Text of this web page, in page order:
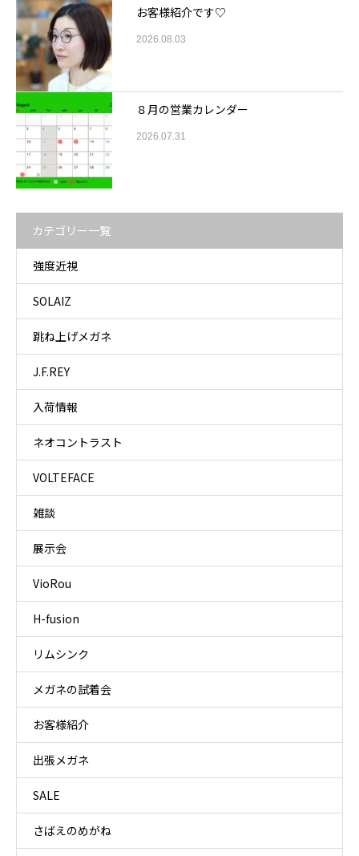
お客様紹介です♡
2026.08.03
８月の営業カレンダー
2026.07.31
カテゴリー一覧
強度近視
SOLAIZ
跳ね上げメガネ
J.F.REY
入荷情報
ネオコントラスト
VOLTEFACE
雑談
展示会
VioRou
H-fusion
リムシンク
メガネの試着会
お客様紹介
出張メガネ
SALE
さばえのめがね